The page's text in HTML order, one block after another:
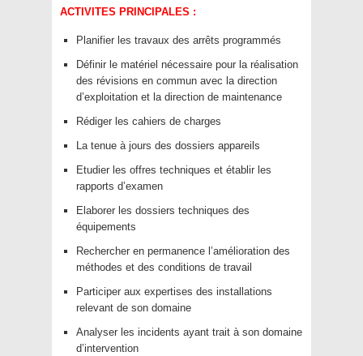
ACTIVITES PRINCIPALES :
Planifier les travaux des arrêts programmés
Définir le matériel nécessaire pour la réalisation
des révisions en commun avec la direction
d’exploitation et la direction de maintenance
Rédiger les cahiers de charges
La tenue à jours des dossiers appareils
Etudier les offres techniques et établir les
rapports d’examen
Elaborer les dossiers techniques des
équipements
Rechercher en permanence l’amélioration des
méthodes et des conditions de travail
Participer aux expertises des installations
relevant de son domaine
Analyser les incidents ayant trait à son domaine
d’intervention